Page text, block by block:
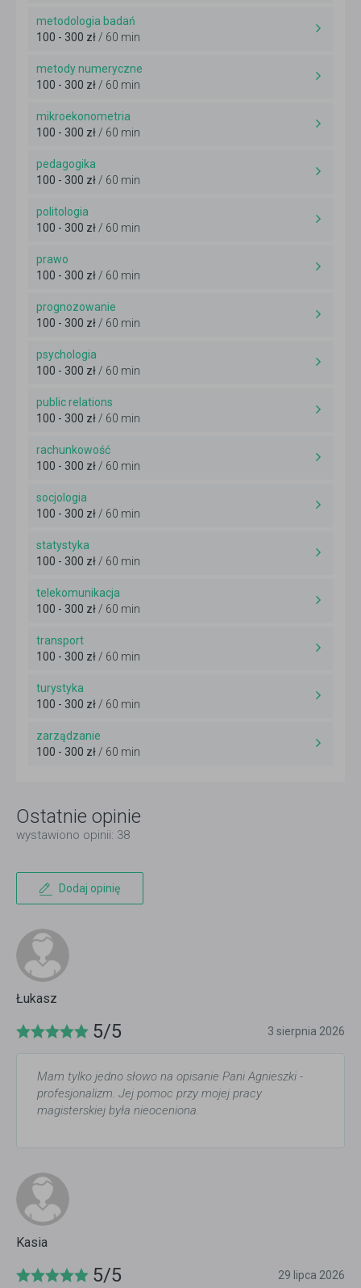
metodologia badań
100 - 300 zł/ 60 min
metody numeryczne
100 - 300 zł/ 60 min
mikroekonometria
100 - 300 zł/ 60 min
pedagogika
100 - 300 zł/ 60 min
politologia
100 - 300 zł/ 60 min
prawo
100 - 300 zł/ 60 min
prognozowanie
100 - 300 zł/ 60 min
psychologia
100 - 300 zł/ 60 min
public relations
100 - 300 zł/ 60 min
rachunkowość
100 - 300 zł/ 60 min
socjologia
100 - 300 zł/ 60 min
statystyka
100 - 300 zł/ 60 min
telekomunikacja
100 - 300 zł/ 60 min
transport
100 - 300 zł/ 60 min
turystyka
100 - 300 zł/ 60 min
zarządzanie
100 - 300 zł/ 60 min
Ostatnie opinie
wystawiono opinii: 38
Dodaj opinię
Łukasz
5/5 3 sierpnia 2026
Mam tylko jedno słowo na opisanie Pani Agnieszki -
profesjonalizm. Jej pomoc przy mojej pracy
magisterskiej była nieoceniona.
Kasia
5/5 29 lipca 2026